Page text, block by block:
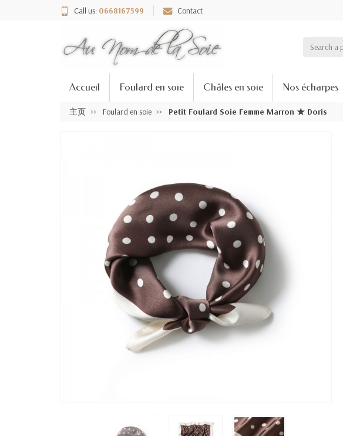
Call us: 0668167599 Contact
Accueil Foulard en soie Châles en soie Nos écharpes
主页 Foulard en soie Petit Foulard Soie Femme Marron ★ Doris